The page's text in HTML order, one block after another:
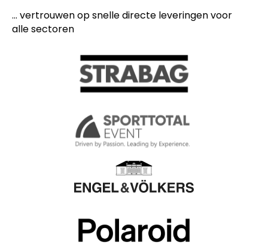
... vertrouwen op snelle directe leveringen voor
alle sectoren